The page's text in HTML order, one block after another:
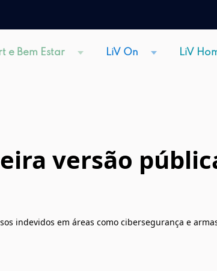
e Bem Estar LiV On LiV
versão
indevidos em áreas como cibersegurança e